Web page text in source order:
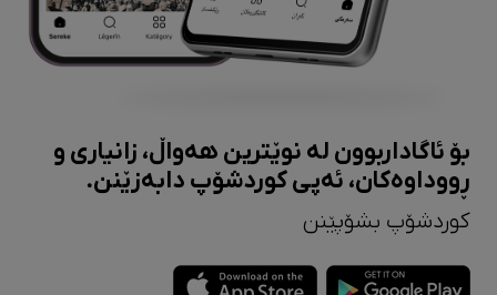
بۆ ئاگاداربوون لە نوێترین هەواڵ، زانیاری و
ڕووداوەکان، ئەپی کوردشۆپ دابەزێنن.
کوردشۆپ بشۆپێنن